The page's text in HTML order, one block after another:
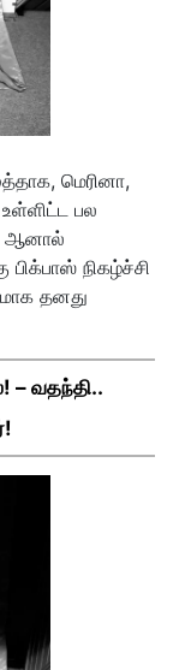
மெரினா,
பல
ஆனால்
பிக்பாஸ் நிகழ்ச்சி
தனது
– வதந்தி..